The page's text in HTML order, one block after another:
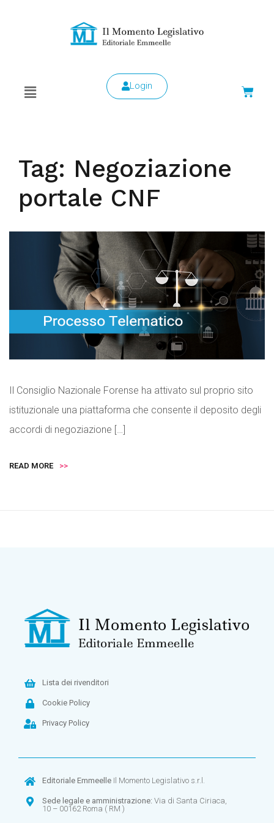
Login
Tag: Negoziazione
portale CNF
Il Consiglio Nazionale Forense ha attivato sul proprio sito
istituzionale una piattaforma che consente il deposito degli
accordi di negoziazione […]
READ MORE >>
Lista dei rivenditori
Cookie Policy
Privacy Policy
Editoriale EmmeelleIl Momento Legislativo s.r.l.
Sede legale e amministrazione: Via di Santa Ciriaca,
10 – 00162 Roma ( RM )